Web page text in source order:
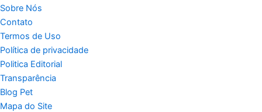
Sobre Nós
Contato
Termos de Uso
Política de privacidade
Politica Editorial
Transparência
Blog Pet
Mapa do Site